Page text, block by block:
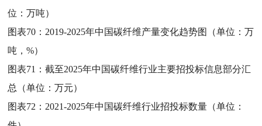
位：万吨）
图表70： 2019-2025年中国碳纤维产量变化趋势图（单位：万
吨，%）
图表71：截至2025年中国碳纤维行业主要招投标信息部分汇
总（单位：万元）
图表72： 2021-2025年中国碳纤维行业招投标数量（单位：